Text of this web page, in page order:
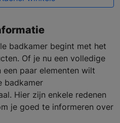
badkamer begint met het
Of je nu een volledige
paar elementen wilt
badkamer
Hier zijn enkele redenen
je goed te informeren over